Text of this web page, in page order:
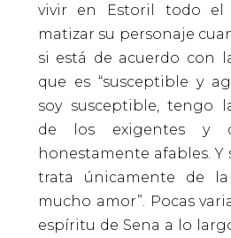
vivir en Estoril todo el
matizar su personaje
si está de acuerdo con
que es “susceptible y
soy susceptible, tengo
de los exigentes y
honestamente afables. Y
trata únicamente de la
mucho amor”. Pocas
espíritu de Sena a lo